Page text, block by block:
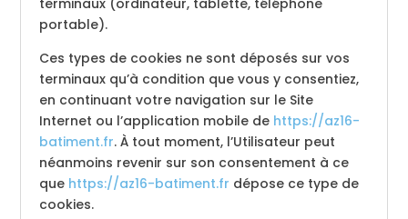
terminaux (ordinateur, tablette, téléphone
portable).
Ces types de cookies ne sont déposés sur vos
terminaux qu’à condition que vous y consentiez,
en continuant votre navigation sur le Site
Internet ou l’application mobile de https://az16-
batiment.fr. À tout moment, l’Utilisateur peut
néanmoins revenir sur son consentement à ce
que https://az16-batiment.fr dépose ce type de
cookies.